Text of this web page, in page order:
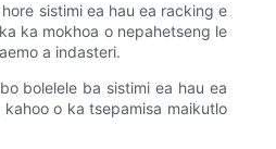
sistimi ea hau ea racking e
ka mokhoa o nepahetseng le
a indasteri.
bolelele ba sistimi ea hau ea
o ka tsepamisa maikutlo